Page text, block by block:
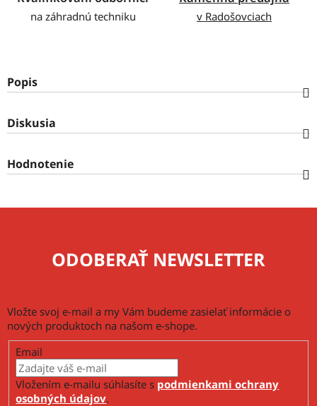
na záhradnú techniku v Radošovciach
Popis
Diskusia
Hodnotenie
ODOBERAŤ NEWSLETTER
Vložte svoj e-mail a my Vám budeme zasielať informácie o
nových produktoch na našom e-shope.
Email
Vložením e-mailu súhlasíte s podmienkami ochrany
osobných údajov.